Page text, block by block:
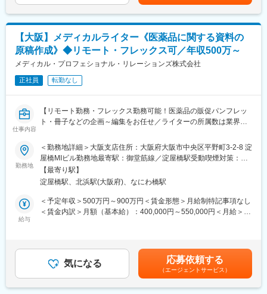
に翌月のシフト表を配布する流れで決まります。基本的に希望を
元にシフトは作成しますし、難しい場合も一度相談させていただ
くことが多いです。
＜勤務時間＞
・本ポジションは、時間外の一次対応がメインとなるため、下記
のシフト時間となります。
◎平日13:00～22:00
◎土日祝日9:00～18:00、13:00～22:00
土曜・日曜・祝日は休日です。年次有給休暇やリフレッシュ休暇
などの制度もあります。
・勤務時間
日勤業務で、夜勤はありません。
プロジェクトや担当エリアにもよりますが、訪問スケジュールな
ど業務計画の組み立てに沿って勤務します。1カ月先の予定や家庭
の用事も含めてスケジューリングができるのでライフワークバラ
ンスを調整しやすい環境です。
・移動
ターゲット施設への移動は、基本的に公共交通機関を使用予定し
す。また、状況により直行直帰や出張が発生することもございま
す。
■教育研修：
・スキルアップ研修
・キャリアアップ研修
様々なキャリアを目指すことができます。
・キャリアアップ
マネージメント職へのキャリアアップ
・キャリアチェンジ
【大阪】メディカルライター《医薬品に関する資料の
原稿作成》◆リモート・フレックス可／年収500万～
メディカル・プロフェショナル・リレーションズ株式会社
正社員 転勤なし
仕事内容
【リモート勤務・フレックス勤務可能！医薬品の販促パンフレッ
ト・冊子などの企画～編集をお任せ／ライターの所属数は業界で
【はじめに】
本求人はメディカルライターの募集です。製薬企業の営業担当が
病院訪問時に使用する医療用医薬品のパンフレット・その他販促
資材（冊子など）の企画・制作・編集を担当いただきます。医療
業界で編集・ライティングのご経験がある方やCROなど研究職経
験がある方お待ちしております。
・学会発表スライド、ポスターの作成
・メディカルアフェアーズ部が使用する医師とのディスカッショ
勤務地
＜勤務地詳細＞大阪支店住所：大阪府大阪市中央区平野町3-2-8 淀
屋橋MIビル勤務地最寄駅：御堂筋線／淀屋橋駅受動喫煙対策：屋
内喫煙可能場所あり変更の範囲：会社の定める事業所（リモート
ワーク含む）
【最寄り駅】
淀屋橋駅、北浜駅(大阪府)、なにわ橋駅
給与
＜予定年収＞500万円～900万円＜賃金形態＞月給制特記事項なし
＜賃金内訳＞月額（基本給）：400,000円～550,000円＜月給＞
する可能性があります。月給(月額)は固定手当を含めた表記です。
気になる 応募依頼する
（エージェントサービス）